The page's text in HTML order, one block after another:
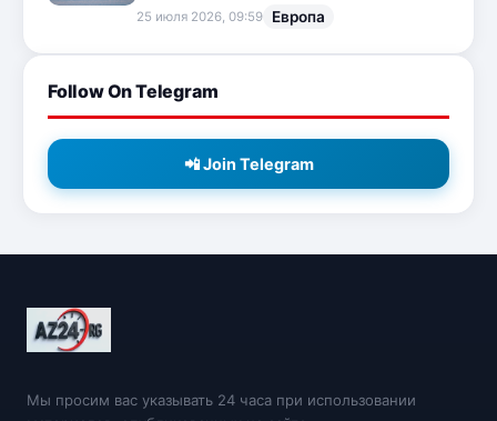
25 июля 2026, 09:59 Европа
Follow On Telegram
📲 Join Telegram
Мы просим вас указывать 24 часа при использовании